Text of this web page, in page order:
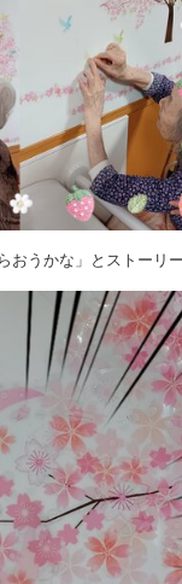
おうかな」とストーリ